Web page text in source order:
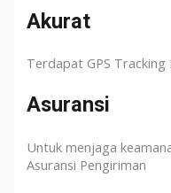
Akurat
Terdapat GPS Tracking
Asuransi
Untuk menjaga
Asuransi Pengiriman